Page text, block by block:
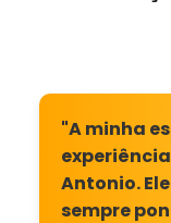
"A minha
Antonio.
sempre